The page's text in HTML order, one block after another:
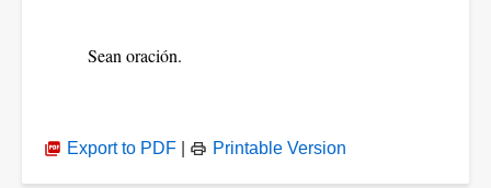
Sean oración.
Export to PDF Printable Version